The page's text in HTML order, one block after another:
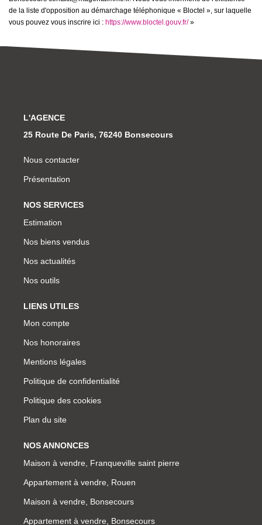
de la liste d'opposition au démarchage téléphonique « Bloctel », sur laquelle
vous pouvez vous inscrire ici : https://www.bloctel.gouv.fr/»
L'AGENCE
25 Route De Paris, 76240 Bonsecours
Nous contacter
Présentation
NOS SERVICES
Estimation
Nos biens vendus
Nos actualités
Nos outils
LIENS UTILES
Mon compte
Nos honoraires
Mentions légales
Politique de confidentialité
Politique des cookies
Plan du site
NOS ANNONCES
Maison à vendre, Franqueville saint pierre
Appartement à vendre, Rouen
Maison à vendre, Bonsecours
Appartement à vendre, Bonsecours